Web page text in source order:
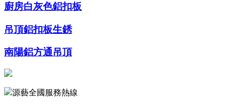
廚房白灰色鋁扣板
吊頂鋁扣板生銹
南陽鋁方通吊頂
源藝全國服務熱線